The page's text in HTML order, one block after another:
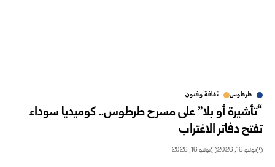
طرطوس ثقافة وفنون
“تأشيرة أو بلا” على مسرح طرطوس.. كوميديا سوداء
تفتح ‏دفاتر الاغتراب
يونيو 16, 2026 يونيو 16, 2026